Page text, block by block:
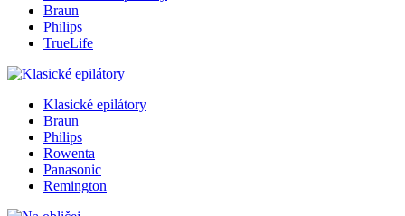
Braun
Philips
TrueLife
Klasické epilátory
Braun
Philips
Rowenta
Panasonic
Remington